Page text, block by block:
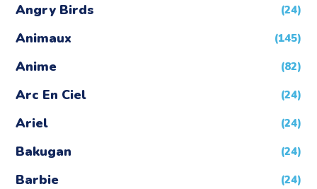
Angry Birds (24)
Animaux (145)
Anime (82)
Arc En Ciel (24)
Ariel (24)
Bakugan (24)
Barbie (24)